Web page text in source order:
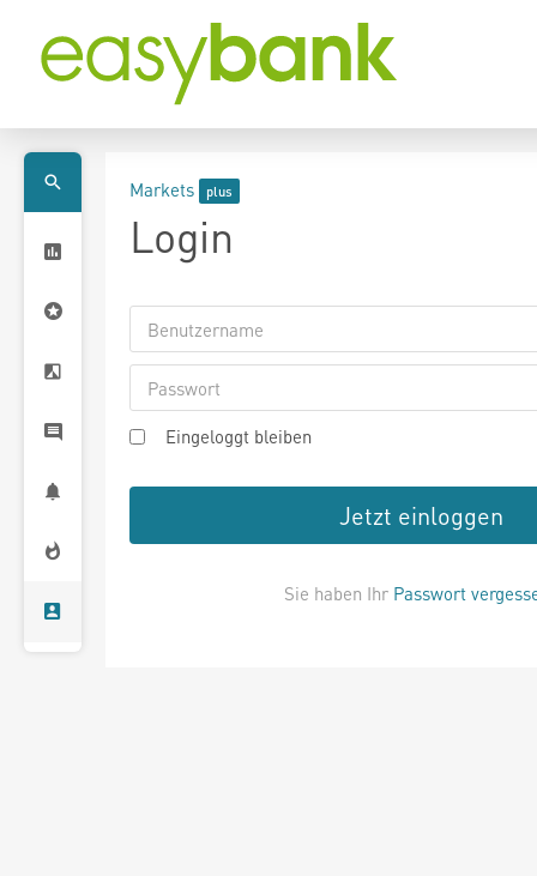
Markets
Login
Eingeloggt bleiben
Jetzt einloggen
Sie haben Ihr Passwort